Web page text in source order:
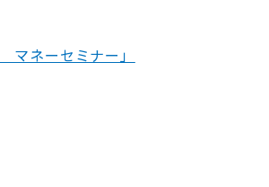
ネーセミナー」